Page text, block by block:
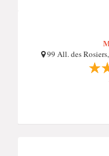
99 All. des